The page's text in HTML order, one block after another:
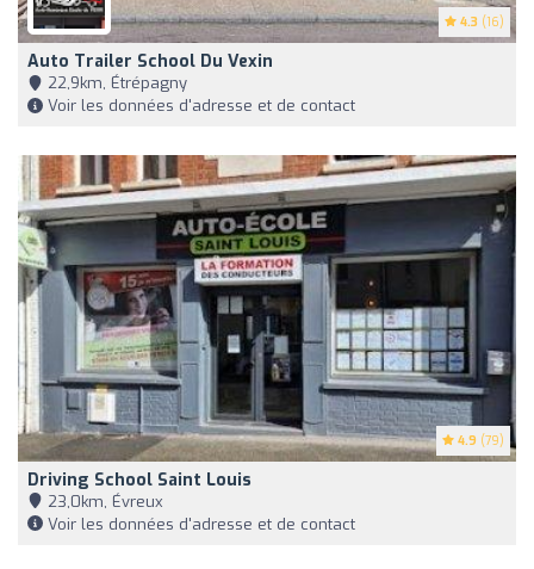
4.3 (16)
Auto Trailer School Du Vexin
22,9km, Étrépagny
Voir les données d'adresse et de contact
4.9 (79)
Driving School Saint Louis
23,0km, Évreux
Voir les données d'adresse et de contact